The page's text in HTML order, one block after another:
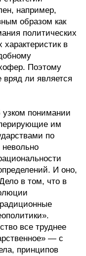
например,
образом как
политических
характеристик в
Поэтому
ли является
понимании
им
по
И оно,
в том, что в
все труднее
— с
принципов